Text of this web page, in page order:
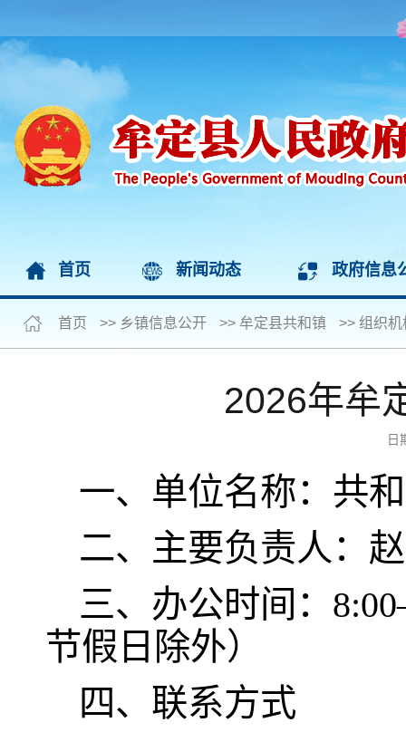
首页 新闻动态 政府信息
首页 >> 乡镇信息公开 >> 牟定县共和镇 >> 组织机
2026年牟
日
一、单位名称：共
二、主要负责人：
三、办公时间：
节假日除外）
四、联系方式